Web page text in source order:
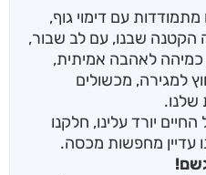
עם דימוי גוף,
שבנו, עם לב שבור,
כמיהה לאהבה אמיתית,
למגירה, מכשולים
שלנו.
יורד עלינו, חלקנו
עדיין מחפשות מכסה.